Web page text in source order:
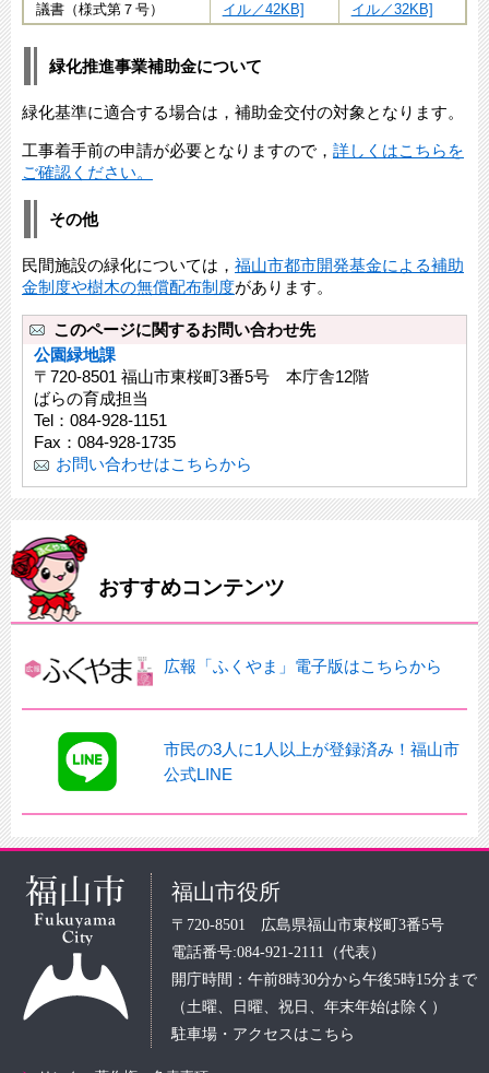
議書（様式第７号）
イル／42KB]
イル／32KB]
緑化推進事業補助金について
緑化基準に適合する場合は，補助金交付の対象となります。
工事着手前の申請が必要となりますので， 詳しくはこちらを
ご確認ください。
その他
民間施設の緑化については， 福山市都市開発基金による補助
金制度や樹木の無償配布制度があります。
このページに関するお問い合わせ先
公園緑地課
〒720-8501 福山市東桜町3番5号 本庁舎12階
ばらの育成担当
Tel：084-928-1151
Fax：084-928-1735
お問い合わせはこちらから
おすすめコンテンツ
広報「ふくやま」電子版はこちらから
市民の3人に1人以上が登録済み！福山市
公式LINE
福山市役所
〒720-8501 広島県福山市東桜町3番5号
電話番号:084-921-2111（代表）
開庁時間：午前8時30分から午後5時15分まで
（土曜、日曜、祝日、年末年始は除く）
駐車場・アクセスはこちら